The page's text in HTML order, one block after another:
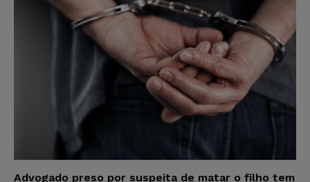
Advogado preso por suspeita de matar o filho tem